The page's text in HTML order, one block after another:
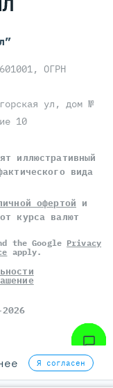
ОГРН
ул, дом №
10
иллюстративный
вида
офертой и
курса валют
the Google Privacy
apply.
Я согласен